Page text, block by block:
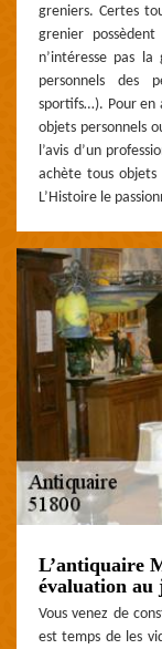
greniers. Certes
grenier
n’intéresse pas
personnels des
sportifs…). Pour en
objets personnels
l’avis d’un
achète tous
L’Histoire le
L’antiquaire
évaluation au
Vous venez de
est temps de les